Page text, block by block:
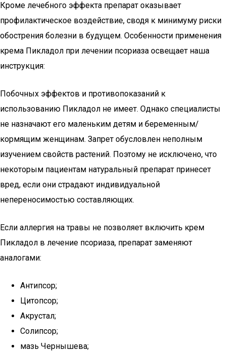
Кроме лечебного эффекта препарат оказывает
профилактическое воздействие, сводя к минимуму риски
обострения болезни в будущем. Особенности применения
крема Пикладол при лечении псориаза освещает наша
инструкция:
Побочных эффектов и противопоказаний к
использованию Пикладол не имеет. Однако специалисты
не назначают его маленьким детям и беременным/
кормящим женщинам. Запрет обусловлен неполным
изучением свойств растений. Поэтому не исключено, что
некоторым пациентам натуральный препарат принесет
вред, если они страдают индивидуальной
непереносимостью составляющих.
Если аллергия на травы не позволяет включить крем
Пикладол в лечение псориаза, препарат заменяют
аналогами:
Антипсор;
Цитопсор;
Акрустал;
Солипсор;
мазь Чернышева;